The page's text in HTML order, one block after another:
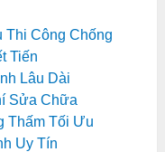
Thi Công Chống
Tiến
Lâu Dài
Sửa Chữa
Thấm Tối Ưu
Uy Tín